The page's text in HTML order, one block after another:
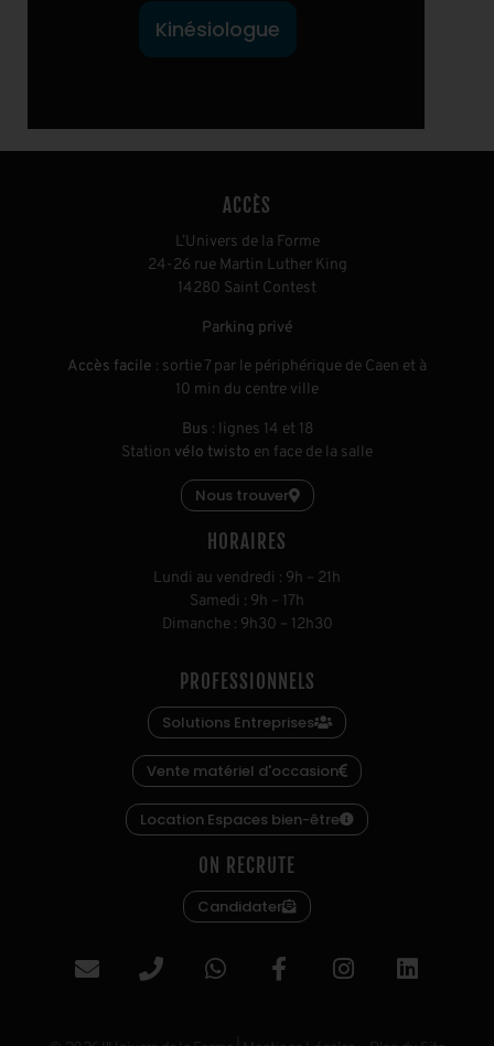
Kinésiologue
ACCÈS
L’Univers de la Forme
24-26 rue Martin Luther King
14280 Saint Contest
Parking privé
Accès facile : sortie 7 par le périphérique de Caen et à
10 min du centre ville
Bus : lignes 14 et 18
Station vélo twisto en face de la salle
Nous trouver
HORAIRES
Lundi au vendredi : 9h
21h
Samedi : 9h
17h
Dimanche: 9h30 12h30
PROFESSIONNELS
Solutions Entreprises
Vente matériel d'occasion
Location Espaces bien-être
ON RECRUTE
Candidater